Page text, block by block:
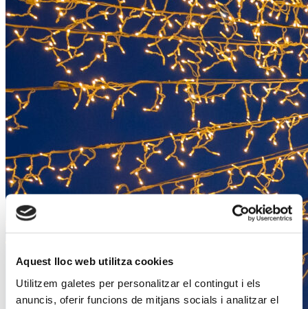
Aquest lloc web utilitza cookies
Utilitzem galetes per personalitzar el contingut i els
anuncis, oferir funcions de mitjans socials i analitzar el